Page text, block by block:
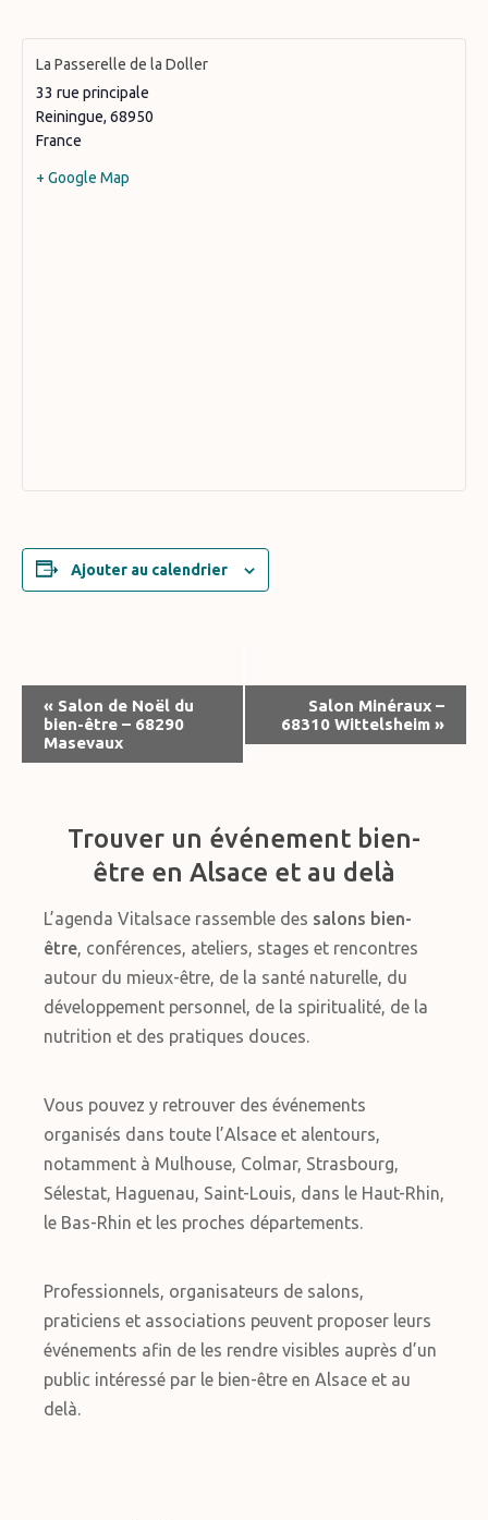
La Passerelle de la Doller
33 rue principale
Reiningue, 68950
France
+ Google Map
Ajouter au calendrier
Navigation
Évènement
« Salon de Noël du
bien-être – 68290
Masevaux
Salon Minéraux –
68310 Wittelsheim »
Trouver un événement bien-
être en Alsace et au delà
L’agenda Vitalsace rassemble des salons bien-
être , conférences, ateliers, stages et rencontres
autour du mieux-être, de la santé naturelle, du
développement personnel, de la spiritualité, de la
nutrition et des pratiques douces.
Vous pouvez y retrouver des événements
organisés dans toute l’Alsace et alentours,
notamment à Mulhouse, Colmar, Strasbourg,
Sélestat, Haguenau, Saint-Louis, dans le Haut-Rhin,
le Bas-Rhin et les proches départements.
Professionnels, organisateurs de salons,
praticiens et associations peuvent proposer leurs
événements afin de les rendre visibles auprès d’un
public intéressé par le bien-être en Alsace et au
delà.